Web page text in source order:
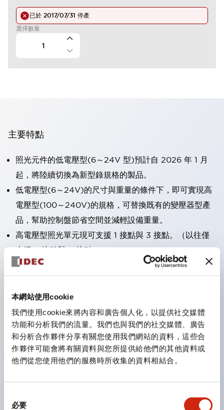
本網站使用cookie
我們使用cookie來將內容和廣告個人化，以提供社交媒體
功能和分析我們的流量。我們也與我們的社交媒體、廣告
和分析合作夥伴分享有關您使用我們網站的資料，這些合
作夥伴可能會將有關資料與您所提供給他們的其他資料或
他們從您使用他們的服務時所收集的資料相結合。
必要
已於 2017/07/31 停產
選擇數量
主要特點
照光元件的低電壓型(6～24V 型)預計自 2026 年 1 月
起，將陸續切換為新型錄規格的製品。
低電壓型(6～24V)的尺寸與重量的條件下，即可實現高
電壓型(100～240V)的規格，可替換既有的變壓器型產
品，幫助控制盤節省空間並減輕設備重量。
高電壓型照光單元現可支援 1 接點與 3 接點。（以往僅
支援 2 接點與 4 接點）。
採用一體成型端子蓋，具備極高安全性的手指保護結構。
防護結構可防止水或油從面板前方滲入：IP65（僅雙按
鈕開關為 IP40）。
雙按鈕開關，可將兩個獨立動作的按鈕以及一個指示燈這
三種功能集結於一顆開關。
完整支援全球各地需求的多種電壓規格。
需分色管理的 LED 燈泡，如今可用單一顆燈泡呈現多種
顏色。